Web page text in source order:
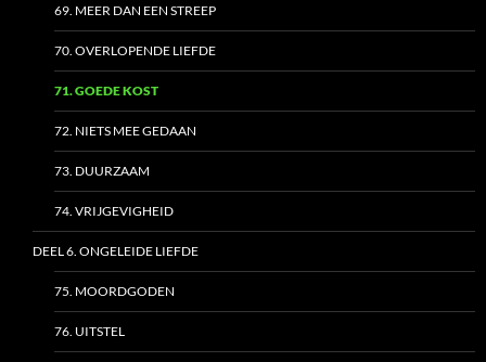
69. MEER DAN EEN STREEP
70. OVERLOPENDE LIEFDE
71. GOEDE KOST
72. NIETS MEE GEDAAN
73. DUURZAAM
74. VRIJGEVIGHEID
DEEL 6. ONGELEIDE LIEFDE
75. MOORDGODEN
76. UITSTEL